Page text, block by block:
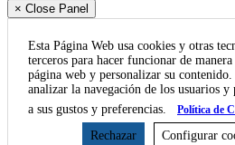
× Close Panel
Esta Página Web usa cookies y otras
terceros para hacer funcionar de
página web y personalizar su
analizar la navegación de los usuarios
a sus gustos y preferencias.
Política de
Rechazar Configurar